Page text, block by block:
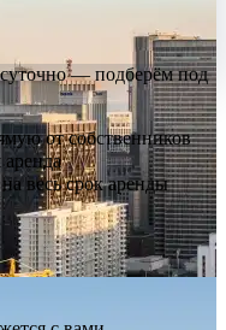
— подберём под
от собственников
весь срок аренды